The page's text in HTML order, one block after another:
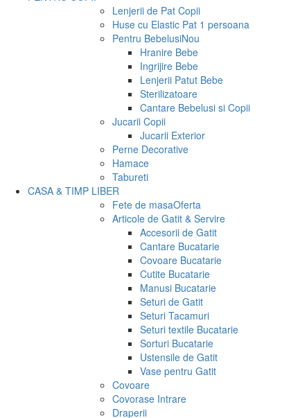
Lenjerii de Pat Copii
Huse cu Elastic Pat 1 persoana
Pentru BebelusiNou
Hranire Bebe
Ingrijire Bebe
Lenjerii Patut Bebe
Sterilizatoare
Cantare Bebelusi si Copii
Jucarii Copii
Jucarii Exterior
Perne Decorative
Hamace
Tabureti
CASA & TIMP LIBER
Fete de masaOferta
Articole de Gatit & Servire
Accesorii de Gatit
Cantare Bucatarie
Covoare Bucatarie
Cutite Bucatarie
Manusi Bucatarie
Seturi de Gatit
Seturi Tacamuri
Seturi textile Bucatarie
Sorturi Bucatarie
Ustensile de Gatit
Vase pentru Gatit
Covoare
Covorase Intrare
Draperii